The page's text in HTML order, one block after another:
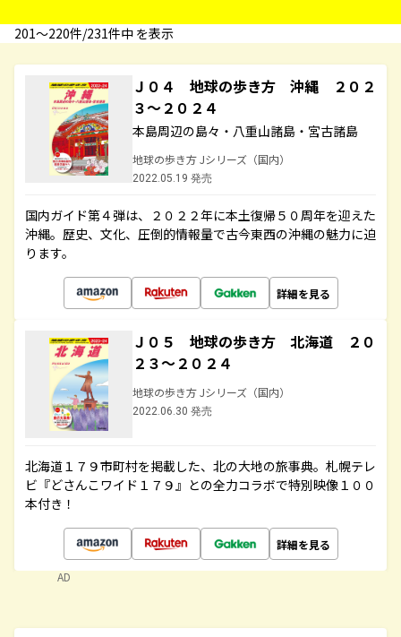
201〜220件/231件中 を表示
Ｊ０４ 地球の歩き方 沖縄 ２０２
３～２０２４
本島周辺の島々・八重山諸島・宮古諸島
地球の歩き方 Jシリーズ（国内）
2022.05.19 発売
国内ガイド第４弾は、２０２２年に本土復帰５０周年を迎えた
沖縄。歴史、文化、圧倒的情報量で古今東西の沖縄の魅力に迫
ります。
詳細を見る
Ｊ０５ 地球の歩き方 北海道 ２０
２３～２０２４
地球の歩き方 Jシリーズ（国内）
2022.06.30 発売
北海道１７９市町村を掲載した、北の大地の旅事典。札幌テレ
ビ『どさんこワイド１７９』との全力コラボで特別映像１００
本付き！
詳細を見る
AD